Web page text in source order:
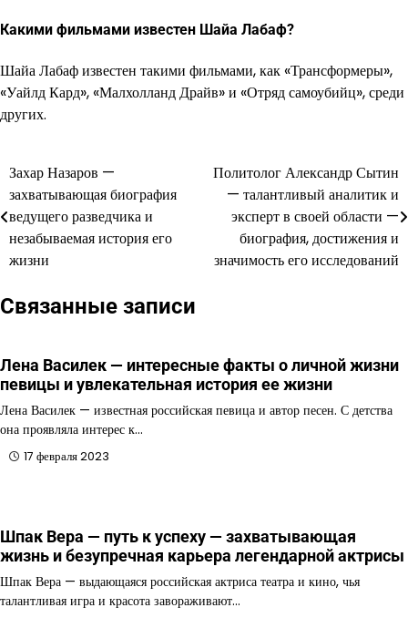
Какими фильмами известен Шайа Лабаф?
Шайа Лабаф известен такими фильмами, как «Трансформеры»,
«Уайлд Кард», «Малхолланд Драйв» и «Отряд самоубийц», среди
других.
Навигация
по
записям
Захар Назаров —
захватывающая биография
ведущего разведчика и
незабываемая история его
жизни
Политолог Александр Сытин
— талантливый аналитик и
эксперт в своей области —
биография, достижения и
значимость его исследований
Связанные записи
Лена Василек — интересные факты о личной жизни
певицы и увлекательная история ее жизни
Лена Василек — известная российская певица и автор песен. С детства
она проявляла интерес к…
17 февраля 2023
Шпак Вера — путь к успеху — захватывающая
жизнь и безупречная карьера легендарной актрисы
Шпак Вера — выдающаяся российская актриса театра и кино, чья
талантливая игра и красота завораживают…